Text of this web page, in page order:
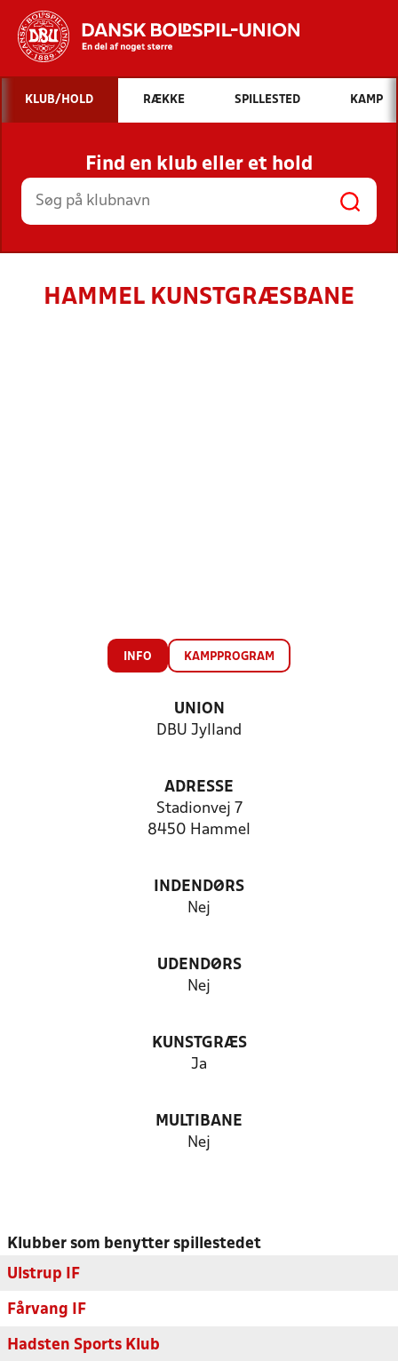
Hvad vil du søge efter?
INDHOLD OG NYHEDER
STILLINGER, RESULTATER, KLUBBER OG
HOLD
KLUB/HOLD RÆKKE SPILLESTED KAMP
Find en klub eller et hold
HAMMEL KUNSTGRÆSBANE
INFO KAMPPROGRAM
UNION
DBU Jylland
ADRESSE
Stadionvej 7
8450 Hammel
INDENDØRS
Nej
UDENDØRS
Nej
KUNSTGRÆS
Ja
MULTIBANE
Nej
Klubber som benytter spillestedet
Ulstrup IF
Fårvang IF
Hadsten Sports Klub